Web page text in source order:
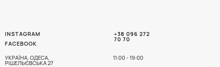
INSTAGRAM +38 096 272
70 70
FACEBOOK
УКРАЇНА, ОДЕСА,
РІШЕЛЬЄВСЬКА 27
11:00 - 19:00